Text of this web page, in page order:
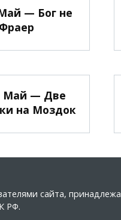
— Бог не
Фраер
Май — Две
на Моздок
сайта,
РФ.